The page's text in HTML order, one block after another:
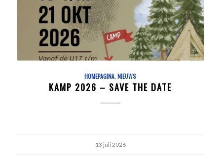
HOMEPAGINA,NIEUWS
KAMP 2026 – SAVE THE DATE
13 juli 2026